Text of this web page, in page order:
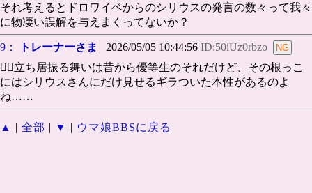
それ考えるとドロワイベからのシリウスの発言の数々って我々
に物凄い誤解を与えまくってないか？
9： トレーナーさま 2026/05/05 10:44:56 ID:50iUz0rbzo
🐕‍🦺立ち居振る舞いは昔から優等生のそれだけど、その根っこ
にはシリウスさんにだけ見せるギラついた本性があるのよ
ね……
▲ | 全部 | ▼ | ウマ娘BBSに戻る